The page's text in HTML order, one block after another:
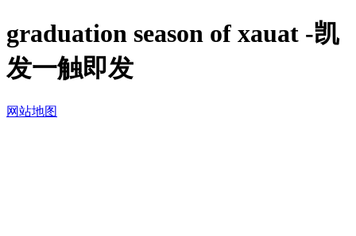
graduation season of xauat -凯
发一触即发
网站地图